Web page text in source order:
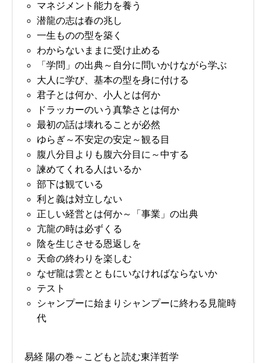
マネジメント能力を養う
潜龍の志は春の兆し
一生ものの型を築く
わからないままに受け止める
「学問」の出典～自分に問いかけながら学ぶ
大人に学び、基本の型を身に付ける
君子とは何か、小人とは何か
ドラッカーのいう真摯さとは何か
最初の話は壊れることが必然
ゆらぎ～不安定の安定～観る目
腹八分目よりも腹六分目に～中する
諫めてくれる人はいるか
部下は観ている
利と義は対立しない
正しい経営とは何か～「事業」の出典
亢龍の時は必ずくる
陰を生じさせる恩返しを
天命の終わりを楽しむ
なぜ龍は雲とともにいなければならないか
テスト
シャンプーに始まりシャンプーに終わる見龍時
代
易経 陽の巻～こどもと読む東洋哲学